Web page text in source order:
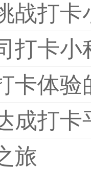
战打
打卡小
卡体验
成打卡
旅